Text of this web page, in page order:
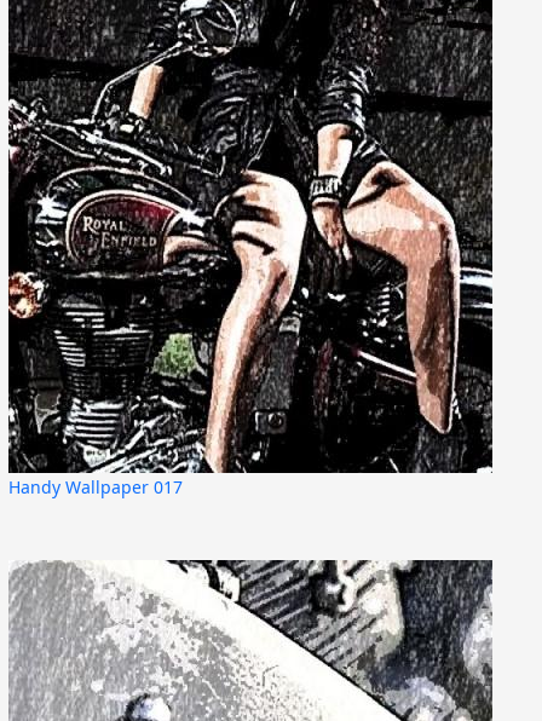
Handy Wallpaper 017